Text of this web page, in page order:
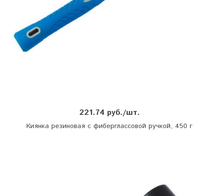
221.74 руб./шт.
Киянка резиновая с фиберглассовой ручкой, 450 г